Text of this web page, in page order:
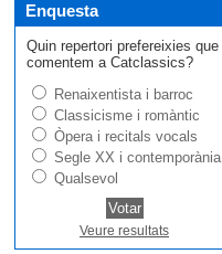
Enquesta
Quin repertori prefereixies que
comentem a Catclassics?
Renaixentista i barroc
Classicisme i romàntic
Òpera i recitals vocals
Segle XX i contemporània
Qualsevol
Veure resultats